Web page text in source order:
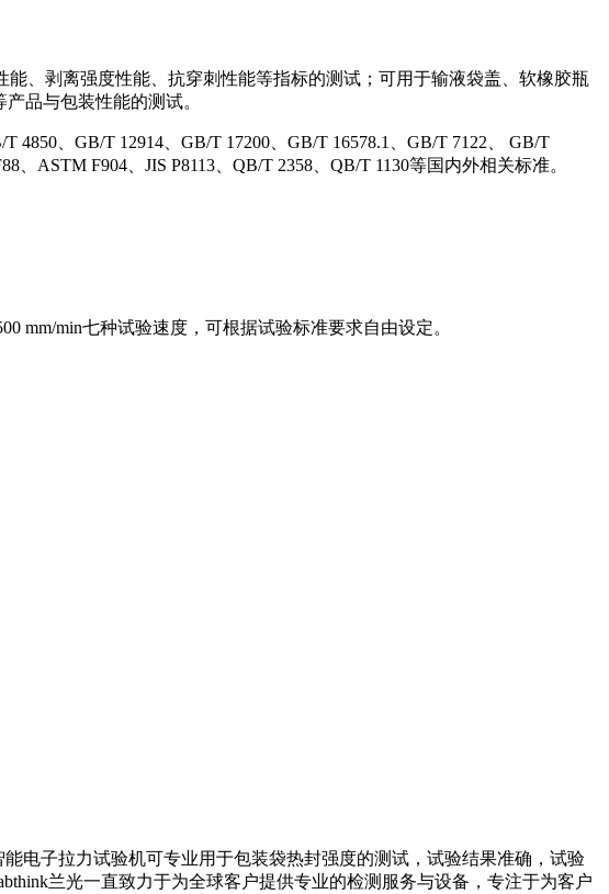
、剥离强度性能、抗穿刺性能等指标的测试；可用于输液袋盖、软橡胶瓶
品与包装性能的测试。
4850、GB/T 12914、GB/T 17200、GB/T 16578.1、GB/T 7122、 GB/T
ASTM F904、JIS P8113、QB/T 2358、QB/T 1130等国内外相关标准。
mm/min七种试验速度，可根据试验标准要求自由设定。
电子拉力试验机可专业用于包装袋热封强度的测试，试验结果准确，试验
兰光一直致力于为全球客户提供专业的检测服务与设备，专注于为客户